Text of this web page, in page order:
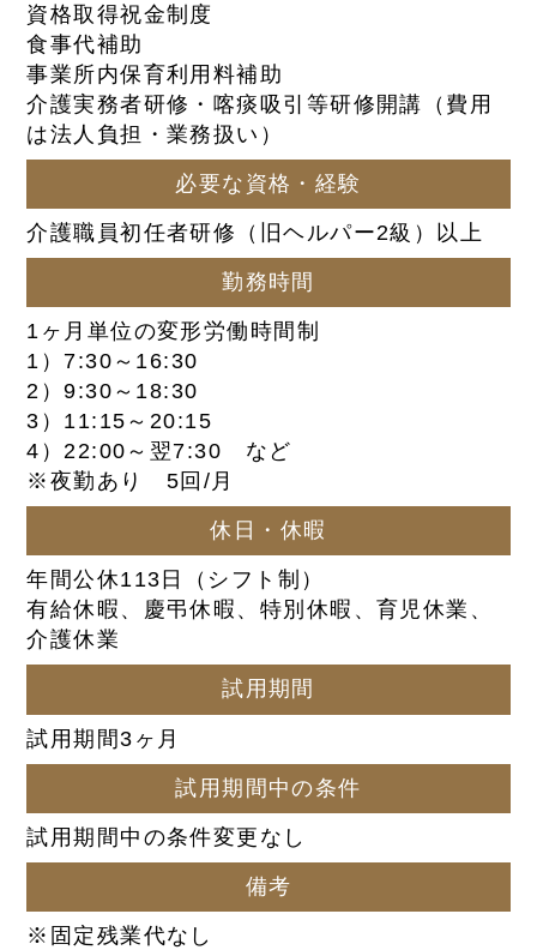
資格取得祝金制度
食事代補助
事業所内保育利用料補助
介護実務者研修・喀痰吸引等研修開講（費用
は法人負担・業務扱い）
必要な資格・経験
介護職員初任者研修（旧ヘルパー2級）以上
勤務時間
1ヶ月単位の変形労働時間制
1）7:30～16:30
2）9:30～18:30
3）11:15～20:15
4）22:00～翌7:30 など
※夜勤あり 5回/月
休日・休暇
年間公休113日（シフト制）
有給休暇、慶弔休暇、特別休暇、育児休業、
介護休業
試用期間
試用期間3ヶ月
試用期間中の条件
試用期間中の条件変更なし
備考
※固定残業代なし